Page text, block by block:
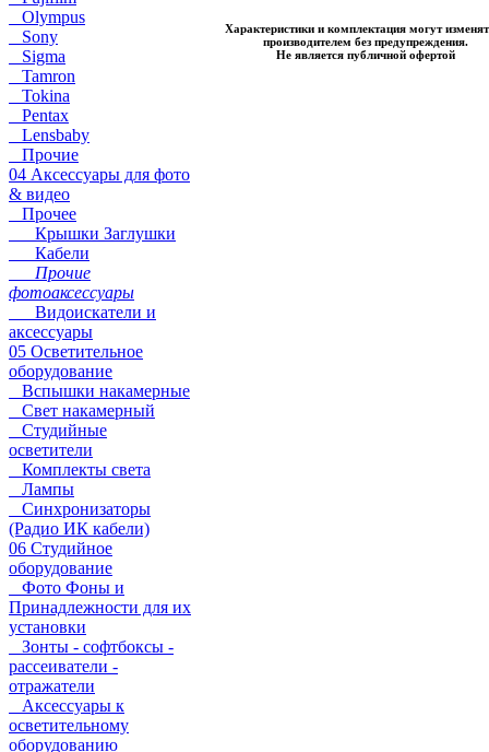
Olympus
Sony
Sigma
Tamron
Tokina
Pentax
Lensbaby
Прочие
04 Аксессуары для фото
& видео
Прочее
Крышки Заглушки
Кабели
Прочие
фотоаксессуары
Видоискатели и
аксессуары
05 Осветительное
оборудование
Вспышки накамерные
Свет накамерный
Студийные
осветители
Комплекты света
Лампы
Синхронизаторы
(Радио ИК кабели)
06 Студийное
оборудование
Фото Фоны и
Принадлежности для их
установки
Зонты - софтбоксы -
рассеиватели -
отражатели
Аксессуары к
осветительному
оборудованию
Характеристики и комплектация могут
производителем без предупреждения.
Не является публичной офертой